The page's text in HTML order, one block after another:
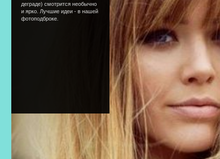
деграде) смотрится необычно
и ярко. Лучшие идеи - в нашей
фотоподброке.